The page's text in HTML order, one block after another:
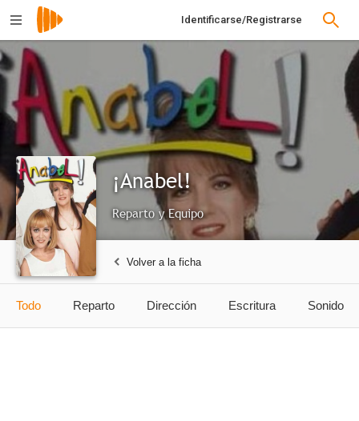
Identificarse/Registrarse
¡Anabel!
Reparto y Equipo
Volver a la ficha
Todo Reparto Dirección Escritura Sonido